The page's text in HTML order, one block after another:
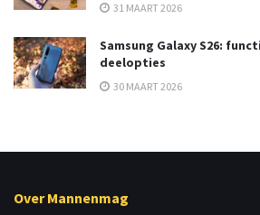
31 MAART 2026
Samsung Galaxy S26:
deelopties
30 MAART 2026
Over Mannenmag